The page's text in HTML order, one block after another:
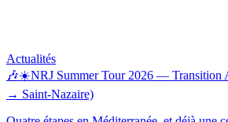
Actualités
🎶☀️NRJ Summer Tour 2026 — Transition
→ Saint-Nazaire)